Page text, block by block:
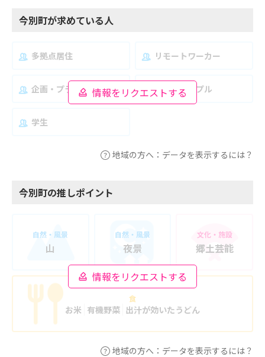
今別町が求めている人
情報をリクエストする
多拠点居住 リモートワーカー
企画・プランナー 夫婦・カップル
学生
地域の方へ：データを表示するには？
今別町の推しポイント
情報をリクエストする
自然・風景
山
自然・風景
夜景
文化・施設
郷土芸能
食
お米 有機野菜 出汁が効いたうどん
地域の方へ：データを表示するには？